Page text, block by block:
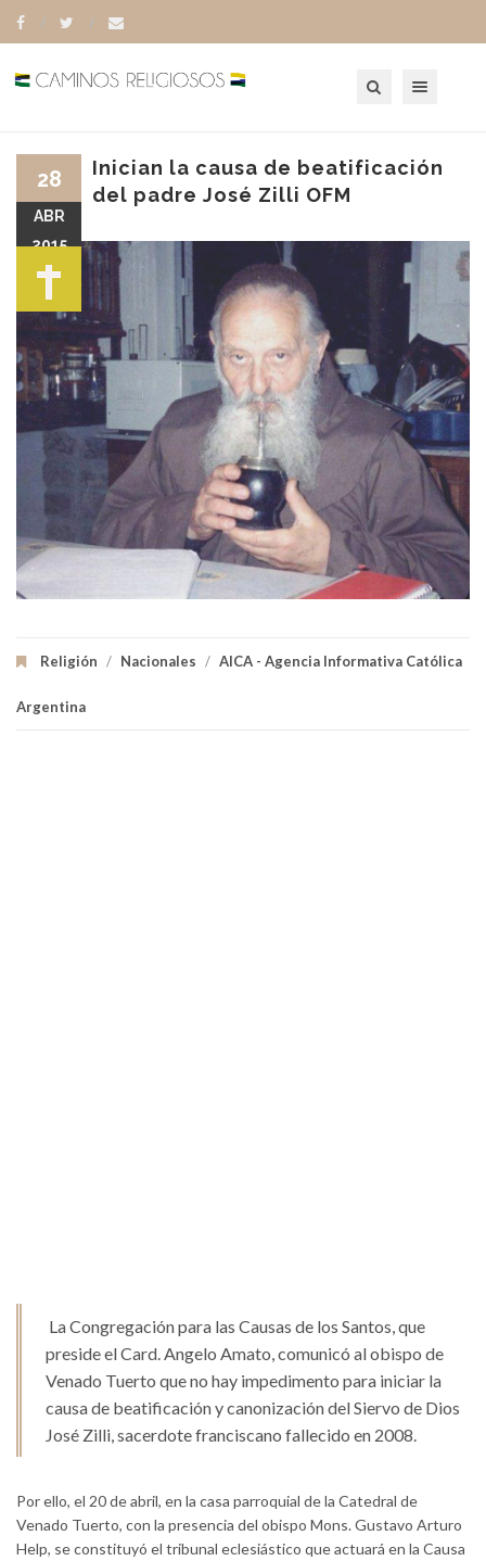
Inician la causa de beatificación
del padre José Zilli OFM
Religión / Nacionales / AICA - Agencia Informativa Católica
Argentina
28
ABR
2015
La Congregación para las Causas de los Santos, que
preside el Card. Angelo Amato, comunicó al obispo de
Venado Tuerto que no hay impedimento para iniciar la
causa de beatificación y canonización del Siervo de Dios
José Zilli, sacerdote franciscano fallecido en 2008.
Por ello, el 20 de abril, en la casa parroquial de la Catedral de
Venado Tuerto, con la presencia del obispo Mons. Gustavo Arturo
Help, se constituyó el tribunal eclesiástico que actuará en la Causa